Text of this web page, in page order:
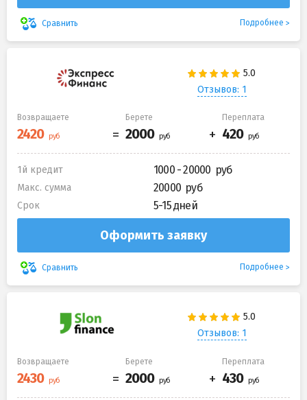
Сравнить Подробнее
Отзывов: 1
Возвращаете Берете Переплата
1й кредит 1000 - 20000
Макс. сумма 20000
Срок 5-15 дней
Оформить заявку
Сравнить Подробнее
Отзывов: 1
Возвращаете Берете Переплата